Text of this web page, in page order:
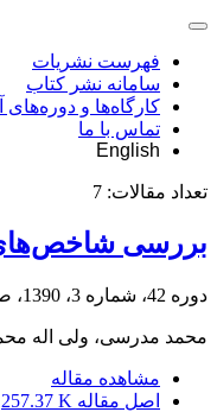
فهرست نشریات
سامانه نشر کتاب
کارگاه‌ها و
تماس با ما
English
تعداد مقالات: 7
بررسی
دوره 42، شماره 3، 1390، صفحه
محمد مدرسی، ولی اله
مشاهده مقاله
اصل مقاله 257.37 K